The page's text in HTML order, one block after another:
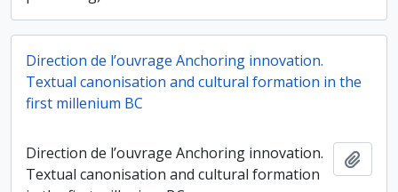
Direction de l’ouvrage Anchoring innovation.
Textual canonisation and cultural formation in the
first millenium BC
Direction de l’ouvrage Anchoring innovation.
Textual canonisation and cultural formation